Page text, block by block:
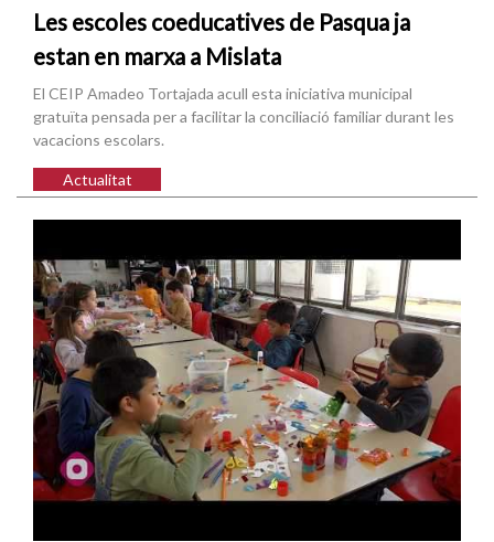
Les escoles coeducatives de Pasqua ja
estan en marxa a Mislata
El CEIP Amadeo Tortajada acull esta iniciativa municipal
gratuïta pensada per a facilitar la conciliació familiar durant les
vacacions escolars.
Actualitat